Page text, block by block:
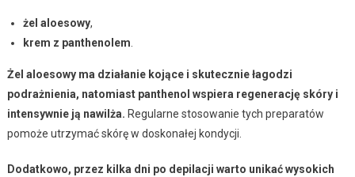
żel aloesowy,
krem z panthenolem.
Żel aloesowy ma działanie kojące i skutecznie łagodzi
podrażnienia, natomiast panthenol wspiera regenerację skóry i
intensywnie ją nawilża. Regularne stosowanie tych preparatów
pomoże utrzymać skórę w doskonałej kondycji.
Dodatkowo, przez kilka dni po depilacji warto unikać wysokich